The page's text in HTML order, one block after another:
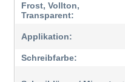
Frost, Vollton,
Transparent:
Applikation:
Schreibfarbe: